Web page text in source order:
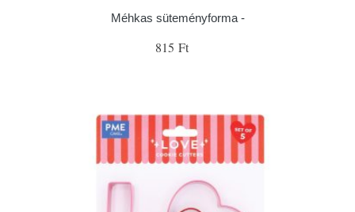
Méhkas süteményforma -
815 Ft